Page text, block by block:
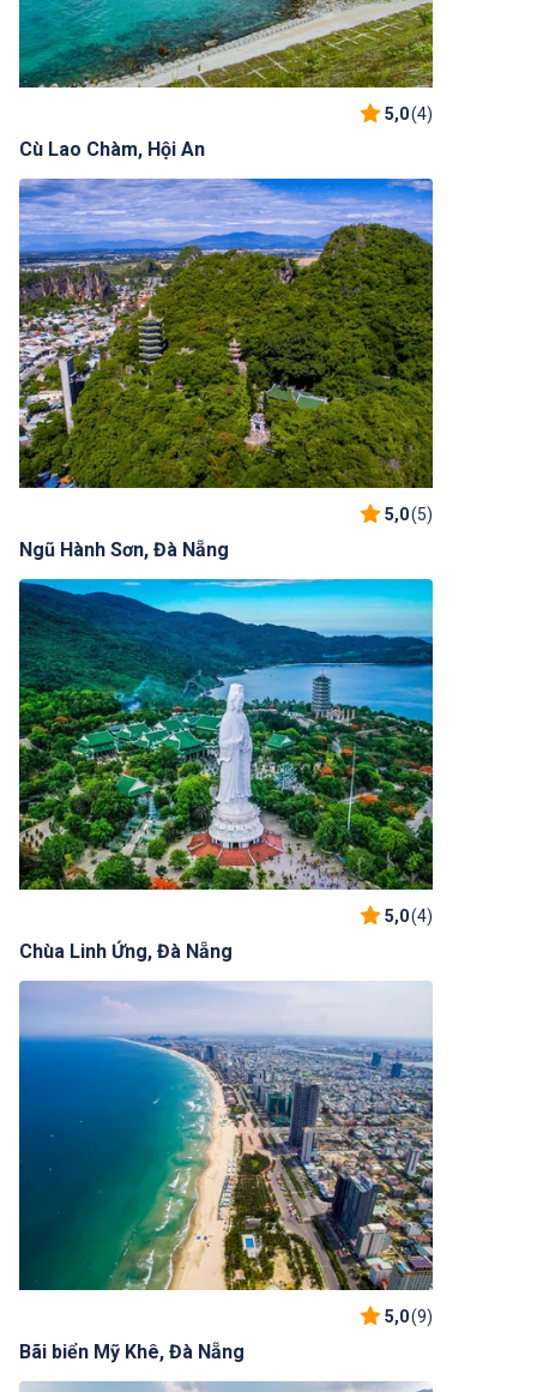
5,0(4)
Cù Lao Chàm, Hội An
5,0(5)
Ngũ Hành Sơn, Đà Nẵng
5,0(4)
Chùa Linh Ứng, Đà Nẵng
5,0(9)
Bãi biển Mỹ Khê, Đà Nẵng